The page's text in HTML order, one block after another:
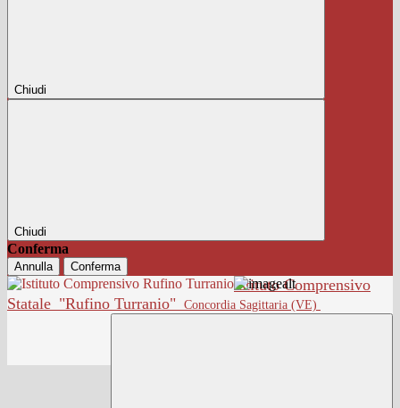
Chiudi
Chiudi
Conferma
Annulla Conferma
Istituto Comprensivo
Statale "Rufino Turranio" Concordia Sagittaria (VE)